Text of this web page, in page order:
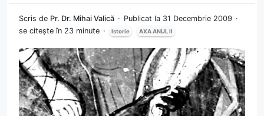
Scris de Pr. Dr. Mihai Valică
Publicat la 31 Decembrie 2009
se citește în 23 minute
Istorie AXA ANUL II